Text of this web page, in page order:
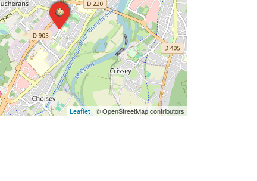
Leaflet | © OpenStreetMap contributors